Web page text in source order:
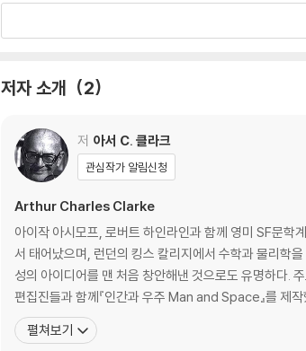
10 암흑으로의 하강
14 폭풍 경보
16 킬라케쿠아
17 봄
18 새벽
19 수성의 경고
20 계시록
21 폭풍 이후
22 항해
23 라마국 뉴욕시
25 시험비행
저자 소개 2
저 아서 C. 클라크
관심작가 알림신청
Arthur Charles Clarke
아이작 아시모프, 로버트 하인라인과 함께 영미 SF문학
서 태어났으며, 런던의 킹스 칼리지에서 수학과 물리학
성의 아이디어를 맨 처음 창안해낸 것으로도 유명하다. 주로 우주 비행에 대한 소설과 글들을 출판했고 영국 행성간 학회의 임원이었다. 독자적인 작업 외에도『라이프』 지
편집진들과 함께『인간과 우주 Man and Space』를 제
펼쳐보기